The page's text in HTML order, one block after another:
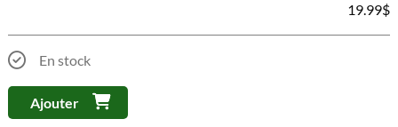
19.99$
En stock
Ajouter